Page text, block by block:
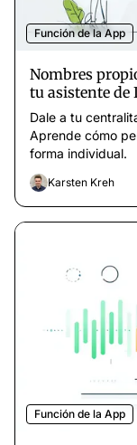
Función de la App
Nombres
tu asistente de
Dale a tu
Aprende cómo
forma individual.
Karsten Kreh
Función de la App